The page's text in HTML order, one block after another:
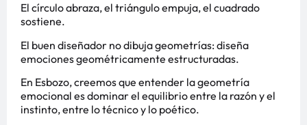
El círculo abraza, el triángulo empuja, el cuadrado
sostiene.
El buen diseñador no dibuja geometrías: diseña
emociones geométricamente estructuradas.
En Esbozo, creemos que entender la geometría
emocional es dominar el equilibrio entre la razón y el
instinto, entre lo técnico y lo poético.